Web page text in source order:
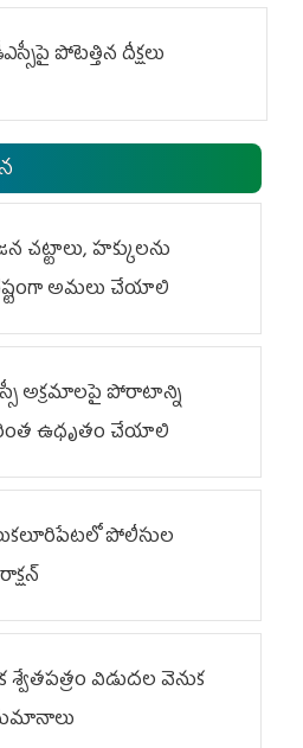
పోటెత్తిన దీక్షలు
చట్టాలు, హక్కులను
అమలు చేయాలి
అక్రమాలపై పోరాటాన్ని
ఉధృతం చేయాలి
పోలీసుల
శ్వేతపత్రం విడుదల వెనుక